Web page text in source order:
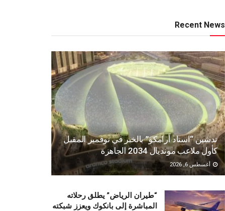
Recent News
تدشين “استاد أرامكو” بالخبر في نوفمبر المقبل
كأول ملاعب مونديال 2034 الجاهزة
أغسطس 6, 2026
“طيران الرياض” يطلق رحلاته
المباشرة إلى بانكوك ويعزز شبكته